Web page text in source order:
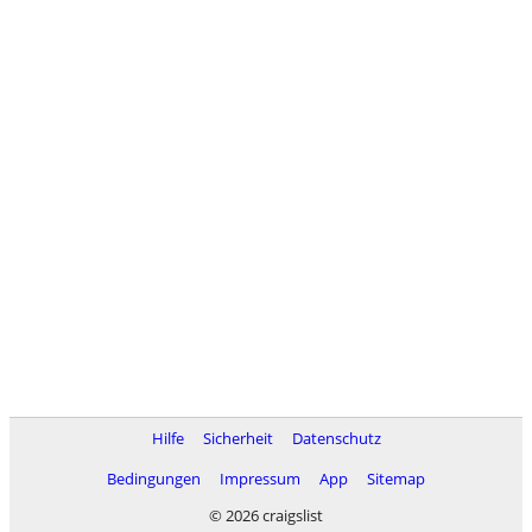
Hilfe Sicherheit
Datenschutz
Bedingungen
Impressum App
Sitemap
© 2026 craigslist